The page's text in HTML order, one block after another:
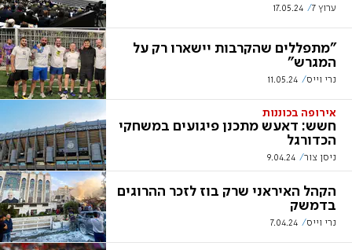
ערוץ 7 17.05.24
"מתפללים שהקרבות יישארו רק על
המגרש"
נרי וייס 11.05.24
אירופה בכוננות
חשש: דאעש מתכנן פיגועים במשחקי
הכדורגל
ניסן צור 9.04.24
הקהל האיראני שרק בוז לזכר ההרוגים
בדמשק
נרי וייס 7.04.24